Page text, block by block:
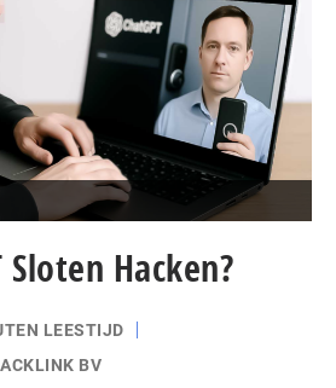
Sloten Hacken?
LEESTIJD
BV